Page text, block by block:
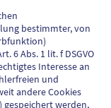
bestimmter, von
6 Abs. 1 lit. f DSGVO
Interesse an
und
andere Cookies
gespeichert werden,